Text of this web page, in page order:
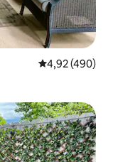
Calificación
4,92 (490)